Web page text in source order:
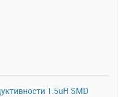
1.5uH SMD